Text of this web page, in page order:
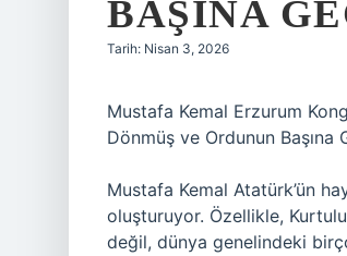
BAŞINA
Tarih: Nisan 3, 2026
Mustafa Kemal Erzurum
Dönmüş ve Ordunun Başına
Mustafa Kemal Atatürk’ün
oluşturuyor. Özellikle,
değil, dünya genelindeki